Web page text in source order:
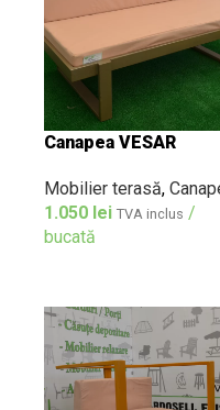
Canapea VESAR
Mobilier terasă,
1.050 lei TVA inclus /
bucată